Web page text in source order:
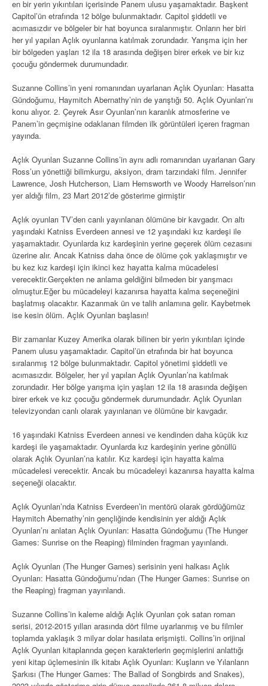
en bir yerin yıkıntıları içerisinde Panem ulusu yaşamaktadır. Başkent
Capitol’ün etrafında 12 bölge bulunmaktadır. Capitol şiddetli ve
acımasızdır ve bölgeler bir hat boyunca sıralanmıştır. Onların her biri
her yıl yapılan Açlık oyunlarına katılmak zorundadır. Yarışma için her
bir bölgeden yaşları 12 ila 18 arasında değişen birer erkek ve bir kız
çocuğu göndermek durumundadır.
Suzanne Collins’in yeni romanından uyarlanan Açlık Oyunları: Hasatta
Gündoğumu, Haymitch Abernathy’nin de yarıştığı 50. Açlık Oyunları’nı
konu alıyor. 2. Çeyrek Asır Oyunları’nın karanlık atmosferine ve
Panem’in geçmişine odaklanan filmden ilk görüntüleri içeren fragman
yayında.
Açlık Oyunları Suzanne Collins’in aynı adlı romanından uyarlanan Gary
Ross’un yönettiği bilimkurgu, aksiyon, dram tarzındaki film. Jennifer
Lawrence, Josh Hutcherson, Liam Hemsworth ve Woody Harrelson’nın
yer aldığı film, 23 Mart 2012’de gösterime girmiştir
Açlık oyunları TV’den canlı yayınlanan ölümüne bir kavgadır. On altı
yaşındaki Katniss Everdeen annesi ve 12 yaşındaki kız kardeşi ile
yaşamaktadır. Oyunlarda kız kardeşinin yerine geçerek ölüm cezasını
üzerine alır. Ancak Katniss daha önce de ölüme çok yaklaşmıştır ve
bu kez kız kardeşi için ikinci kez hayatta kalma mücadelesi
verecektir.Gerçekten ne anlama geldiğini bilmeden bir yarışmacı
olmuştur.Eğer bu mücadeleyi kazanırsa hayatta kalma seçeneğini
başlatmış olacaktır. Kazanmak ün ve talih anlamına gelir. Kaybetmek
ise kesin ölüm. Açlık Oyunları başlasın!
Bir zamanlar Kuzey Amerika olarak bilinen bir yerin yıkıntıları içinde
Panem ulusu yaşamaktadır. Capitol’ün etrafında bir hat boyunca
sıralanmış 12 bölge bulunmaktadır. Capitol yönetimi şiddetli ve
acımasızdır. Bölgeler, her yıl yapılan Açlık Oyunları’na katılmak
zorundadır. Her bölge yarışma için yaşları 12 ila 18 arasında değişen
birer erkek ve kız çocuğu göndermek durumundadır. Açlık Oyunları
televizyondan canlı olarak yayınlanan ve ölümüne bir kavgadır.
16 yaşındaki Katniss Everdeen annesi ve kendinden daha küçük kız
kardeşi ile yaşamaktadır. Oyunlarda kız kardeşinin yerine gönüllü
olarak Açlık Oyunları’na katılır. Kız kardeşi için hayatta kalma
mücadelesi verecektir. Ancak bu mücadeleyi kazanırsa hayatta kalma
seçeneği olacaktır.
Açlık Oyunları’nda Katniss Everdeen’in mentörü olarak gördüğümüz
Haymitch Abernathy’nin gençliğinde kendisinin yer aldığı Açlık
Oyunları’nı anlatan Açlık Oyunları: Hasatta Gündoğumu (The Hunger
Games: Sunrise on the Reaping) filminden fragman yayınlandı.
Açlık Oyunları (The Hunger Games) serisinin yeni halkası Açlık
Oyunları: Hasatta Gündoğumu’ndan (The Hunger Games: Sunrise on
the Reaping) fragman yayınlandı.
Suzanne Collins’in kaleme aldığı Açlık Oyunları çok satan roman
serisi, 2012-2015 yılları arasında dört filme uyarlanmış ve bu filmler
toplamda yaklaşık 3 milyar dolar hasılata erişmişti. Collins’in orijinal
Açlık Oyunları kitaplarında geçen karakterlerin geçmişlerini anlattığı
yeni kitap üçlemesinin ilk kitabı Açlık Oyunları: Kuşların ve Yılanların
Şarkısı (The Hunger Games: The Ballad of Songbirds and Snakes),